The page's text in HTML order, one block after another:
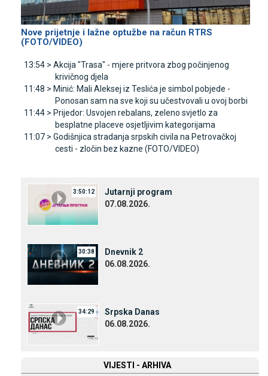
Nove prijetnje i lažne optužbe na račun RTRS
(FOTO/VIDEO)
13:54 > Akcija "Trasa" - mjere pritvora zbog počinjenog
krivičnog djela
11:48 > Minić: Mali Aleksej iz Teslića je simbol pobjede -
Ponosan sam na sve koji su učestvovali u ovoj borbi
11:44 > Prijedor: Usvojen rebalans, zeleno svjetlo za
besplatne placeve osjetljivim kategorijama
11:07 > Godišnjica stradanja srpskih civila na Petrovačkoj
cesti - zločin bez kazne (FOTO/VIDEO)
3:50:12
Јutarnji program
07.08.2026.
30:38
Dnevnik 2
06.08.2026.
34:29
Srpska Danas
06.08.2026.
VIЈESTI - ARHIVA